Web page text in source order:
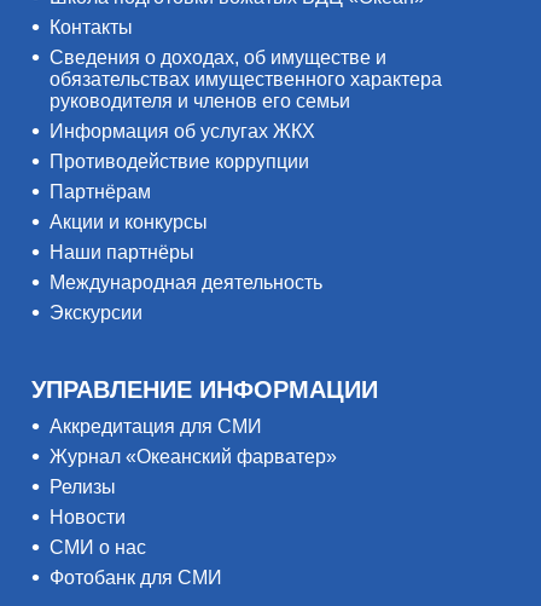
Контакты
Сведения о доходах, об имуществе и
обязательствах имущественного характера
руководителя и членов его семьи
Информация об услугах ЖКХ
Противодействие коррупции
Партнёрам
Акции и конкурсы
Наши партнёры
Международная деятельность
Экскурсии
УПРАВЛЕНИЕ ИНФОРМАЦИИ
Аккредитация для СМИ
Журнал «Океанский фарватер»
Релизы
Новости
СМИ о нас
Фотобанк для СМИ